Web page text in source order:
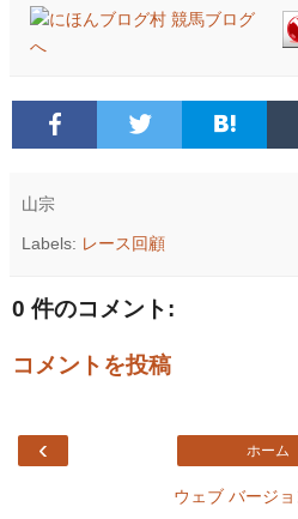
山宗
Labels: レース回顧
0 件のコメント:
コメントを投稿
‹ ホーム
ウェブ バージ